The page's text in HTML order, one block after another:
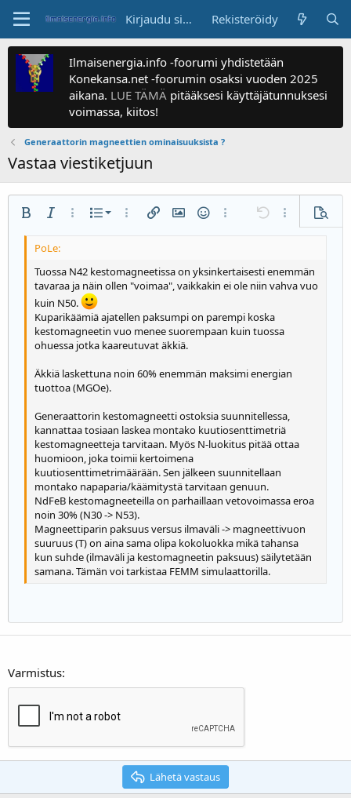
Kirjaudu sisään Rekisteröidy
Ilmaisenergia.info -foorumi yhdistetään
Konekansa.net -foorumin osaksi vuoden 2025
aikana. LUE TÄMÄ pitääksesi käyttäjätunnuksesi
voimassa, kiitos!
Generaattorin magneettien ominaisuuksista ?
Vastaa viestiketjuun
LihavoituKursivoitu
Enemmän valintoja...
Luettelo Numeroitu luettelo
Suurenna sisennystä
Pienennä sisennystä
Enemmän valintoja...
Lisää linkki
Lisää kuva
HymiötEnemmän valintoja...
KumoaEnemmän
Fonttikoko9
10
12
15
18
26
Tekstin väri
Book Antiqua
Courier New
Georgia
Tahoma
Verdana
Tasaus
Tasaa vasemmalle
Keskitä
Tasaa oikealle
Tasaa teksti
Kappalemuoto
Otsake 1
Otsake 2
Otsake 3
Siteeraa
Media
Tee uudelleen
BB-koodi päällä/pois
Poista luonnos
Tuossa N42 kestomagneetissa on yksinkertaisesti enemmän
tavaraa ja näin ollen "voimaa", vaikkakin ei ole niin vahva vuo
kuin N50.
Kuparikäämiä ajatellen paksumpi on parempi koska
kestomagneetin vuo menee suorempaan kuin tuossa
ohuessa jotka kaareutuvat äkkiä.
Äkkiä laskettuna noin 60% enemmän maksimi energian
tuottoa (MGOe).
Generaattorin kestomagneetti ostoksia suunnitellessa,
kannattaa tosiaan laskea montako kuutiosenttimetriä
kestomagneetteja tarvitaan. Myös N-luokitus pitää ottaa
huomioon, joka toimii kertoimena
kuutiosenttimetrimäärään. Sen jälkeen suunnitellaan
montako napaparia/käämitystä tarvitaan genuun.
NdFeB kestomagneeteilla on parhaillaan vetovoimassa eroa
noin 30% (N30 -> N53).
Magneettiparin paksuus versus ilmaväli -> magneettivuon
suuruus (T) on aina sama olipa kokoluokka mikä tahansa
kun suhde (ilmaväli ja kestomagneetin paksuus) säilytetään
samana. Tämän voi tarkistaa FEMM simulaattorilla.
Varmistus
Lähetä vastaus